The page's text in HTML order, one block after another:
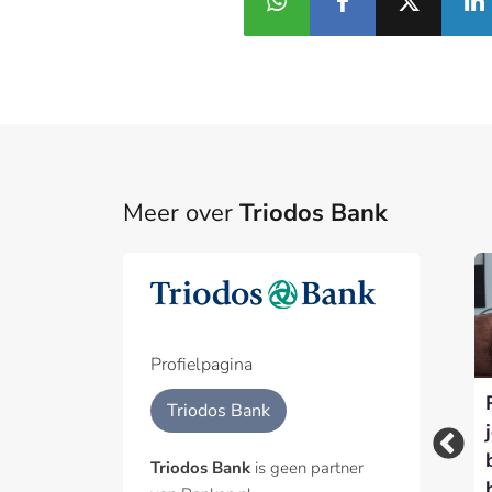
Meer over Triodos Bank
Profielpagina
Triodos Bank
Triodos Bank is geen partner
Een
het
Triodos: steun voor
duurzame transities
Triodos boekt
nettoverlies van 25
eenmalige
voorzieningen